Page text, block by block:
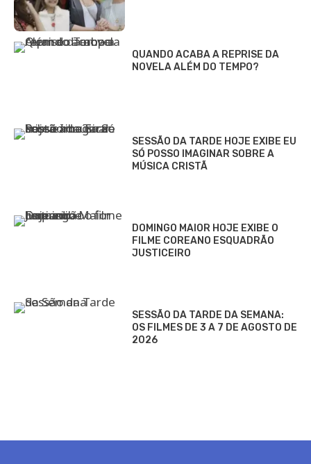
QUANDO ACABA A REPRISE DA
NOVELA ALÉM DO TEMPO?
SESSÃO DA TARDE HOJE EXIBE EU
SÓ POSSO IMAGINAR SOBRE A
MÚSICA CRISTÃ
DOMINGO MAIOR HOJE EXIBE O
FILME COREANO ESQUADRÃO
JUSTICEIRO
SESSÃO DA TARDE DA SEMANA:
OS FILMES DE 3 A 7 DE AGOSTO DE
2026